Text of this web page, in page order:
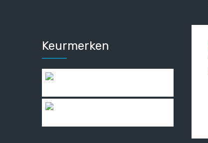
Keurmerken